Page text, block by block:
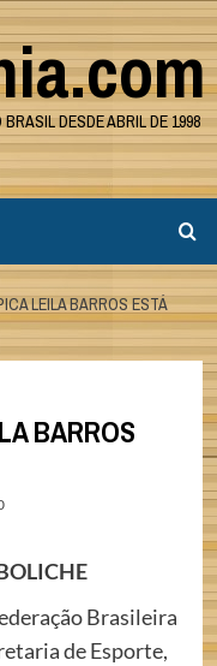
DESDE ABRIL DE 1998
LEILA BARROS ESTÁ
BARROS
Brasileira
de Esporte,